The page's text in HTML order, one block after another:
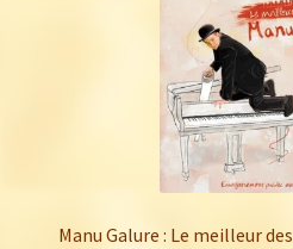
Manu Galure : Le meilleur